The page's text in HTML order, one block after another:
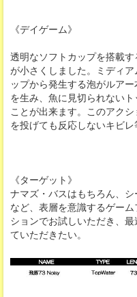
《デイゲーム》
透明なソフトカップを搭載
が小さくしました。ミディ
ップから発生する泡がルア
を生み、魚に見切られない
ことが出来ます。このアク
を投げても反応しないキビレ
《ターゲット》
ナマズ・バスはもちろん、
など、表層を意識するゲー
ションでお試しいただき、
ていただきたい。